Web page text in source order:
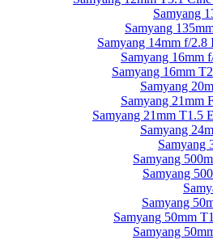
Samyang
Samyang
Samyang 14mm f/
Samyang 16mm
Samyang 16mm
Samyang
Samyang 21mm
Samyang 21mm T1.5
Samyang
Samyang
Samyang
Samyang
Samyang
Samyang 50mm
Samyang